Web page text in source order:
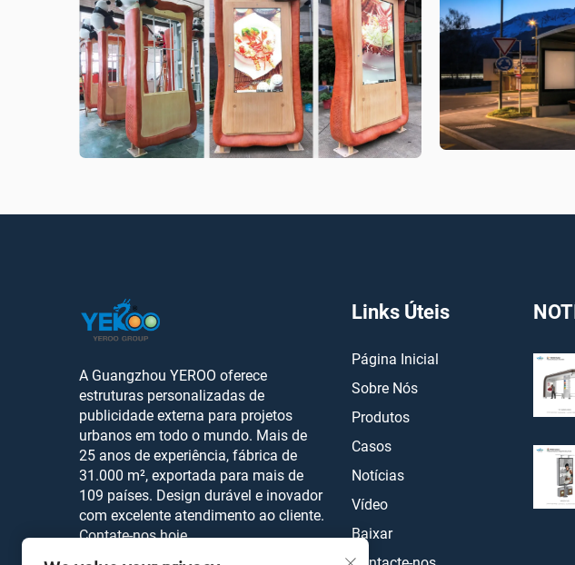
A Guangzhou YEROO oferece
estruturas personalizadas de
publicidade externa para projetos
urbanos em todo o mundo. Mais de
25 anos de experiência, fábrica de
31.000 m², exportada para mais de
109 países. Design durável e inovador
com excelente atendimento ao cliente.
Contate-nos hoje.
Links Úteis
Página Inicial
Sobre Nós
Produtos
Casos
Notícias
Vídeo
Baixar